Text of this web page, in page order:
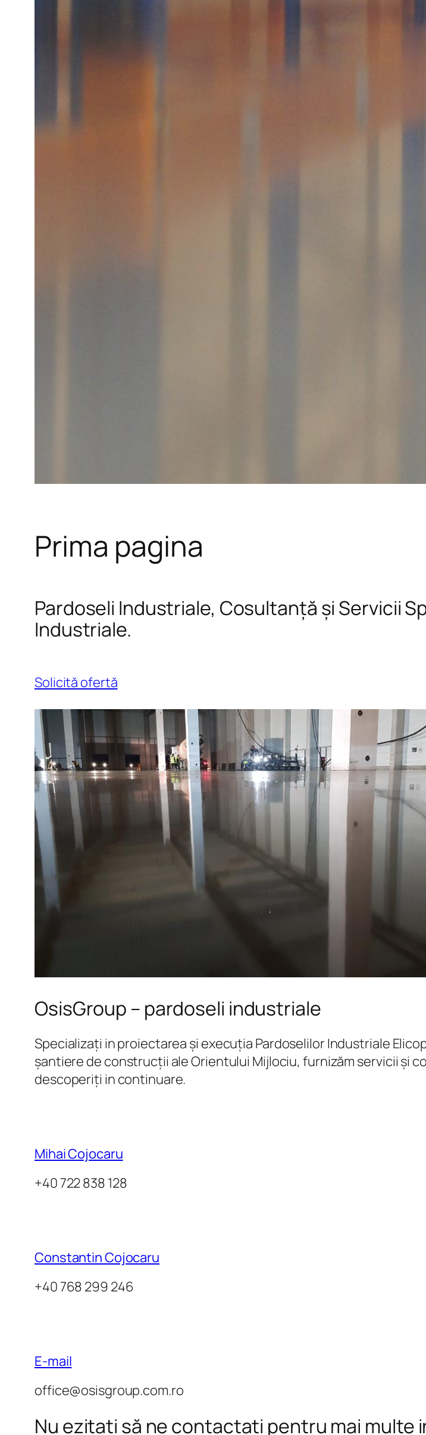
Prima pagina
Pardoseli Industriale, Cosultanță și Servicii
Industriale.
Solicită ofertă
OsisGroup – pardoseli industriale
Specializați in proiectarea și execuția Pardoselilor Industriale
șantiere de construcții ale Orientului Mijlociu, furnizăm servicii și
descoperiți in continuare.
Mihai Cojocaru
+40 722 838 128
Constantin Cojocaru
+40 768 299 246
E-mail
office@osisgroup.com.ro
Nu ezitați să ne contactați pentru mai multe